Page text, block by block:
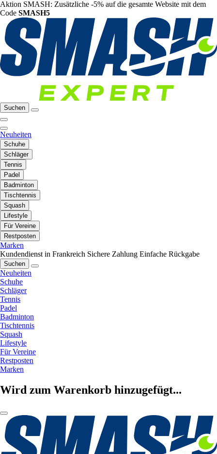
Aktion SMASH: Zusätzliche -5% auf die gesamte Website mit dem
Code SMASH5
Suchen
Neuheiten
Schuhe
Schläger
Tennis
Padel
Badminton
Tischtennis
Squash
Lifestyle
Für Vereine
Restposten
Marken
Kundendienst in Frankreich Sichere Zahlung Einfache Rückgabe
Suchen
Neuheiten
Schuhe
Schläger
Tennis
Padel
Badminton
Tischtennis
Squash
Lifestyle
Für Vereine
Restposten
Marken
Wird zum Warenkorb hinzugefügt...